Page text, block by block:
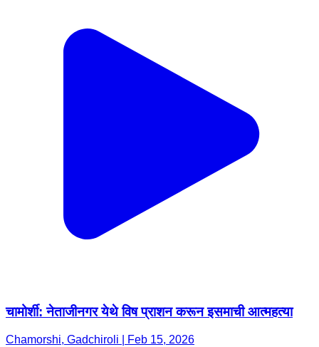
चामोर्शी: नेताजीनगर येथे विष प्राशन करून इसमाची आत्महत्या
Chamorshi, Gadchiroli | Feb 15, 2026